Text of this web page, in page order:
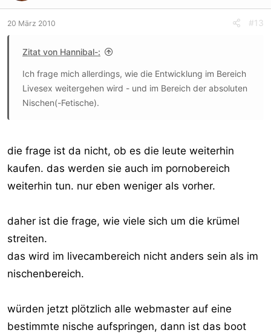
20 März 2010 #13
Zitat von Hannibal-:
Ich frage mich allerdings, wie die Entwicklung im Bereich
Livesex weitergehen wird - und im Bereich der absoluten
Nischen(-Fetische).
die frage ist da nicht, ob es die leute weiterhin
kaufen. das werden sie auch im pornobereich
weiterhin tun. nur eben weniger als vorher.
daher ist die frage, wie viele sich um die krümel
streiten.
das wird im livecambereich nicht anders sein als im
nischenbereich.
würden jetzt plötzlich alle webmaster auf eine
bestimmte nische aufspringen, dann ist das boot